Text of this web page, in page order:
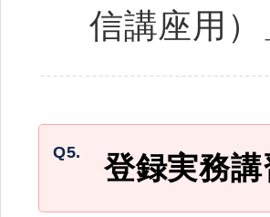
信講座用
Q5. 登録実務